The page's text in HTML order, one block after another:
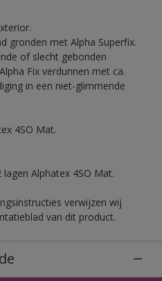
gronden met Alpha Superfix.
of slecht gebonden
Fix verdunnen met ca.
in een niet-glimmende
4SO Mat.
Alphatex 4SO Mat.
verwijzen wij
van dit product.